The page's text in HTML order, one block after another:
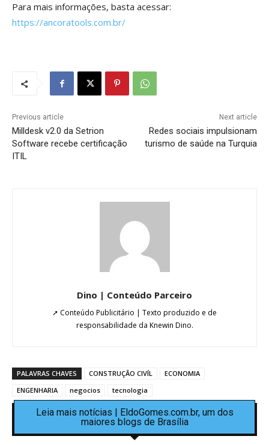
Para mais informações, basta acessar:
https://ancoratools.com.br/
Previous article
Milldesk v2.0 da Setrion
Software recebe certificação
ITIL
Next article
Redes sociais impulsionam
turismo de saúde na Turquia
Dino | Conteúdo Parceiro
➚ Conteúdo Publicitário | Texto produzido e de
responsabilidade da Knewin Dino.
PALAVRAS CHAVES CONSTRUÇÃO CIVÍL
ECONOMIA
ENGENHARIA
negocios tecnologia
Leia mais notícias | EldoGomes.com.br, um dos
maiores blogs de Brasília